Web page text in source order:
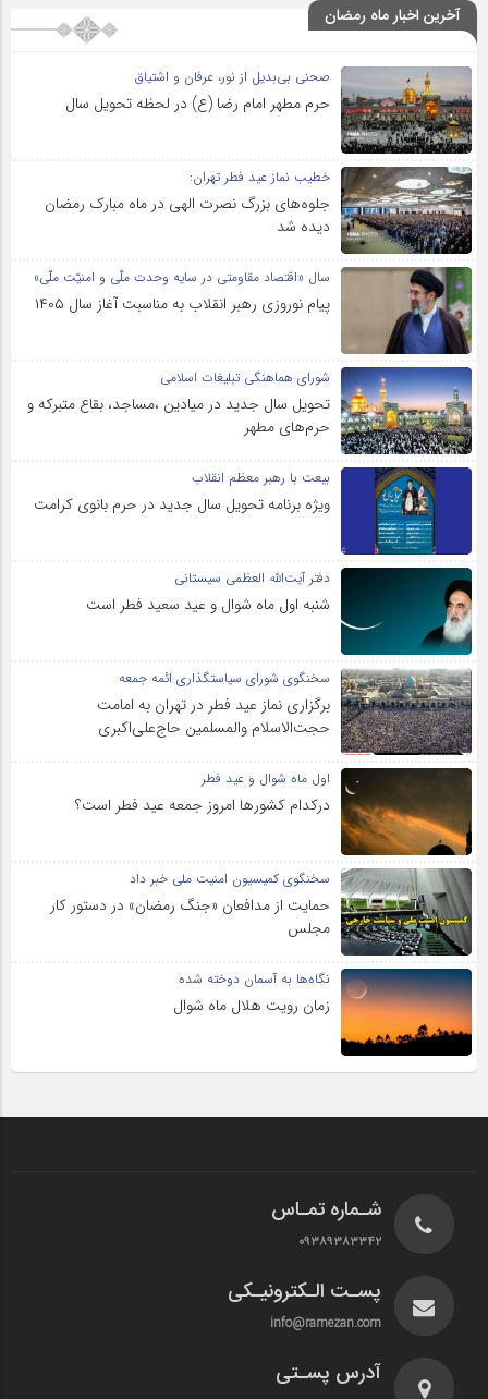
آخرین اخبار ماه رمضان
صحنی بی‌بدیل از نور، عرفان و اشتیاق
حرم مطهر امام رضا (ع) در لحظه تحویل سال
خطیب نماز عید فطر تهران:
جلوه‌های بزرگ نصرت الهی در ماه مبارک رمضان
دیده شد
سال «اقتصاد مقاومتی در سایه وحدت ملّی و امنیّت ملّی»
پیام نوروزی رهبر انقلاب به مناسبت آغاز سال ۱۴۰۵
شورای هماهنگی تبلیغات اسلامی
تحویل سال‌ جدید در میادین ،مساجد، بقاع متبرکه‌ و
حرم‌های‌ مطهر
بیعت با رهبر معظم انقلاب
ویژه برنامه تحویل سال جدید در حرم بانوی کرامت
دفتر آیت‌الله العظمی سیستانی
شنبه اول ماه شوال و عید سعید فطر است
سخنگوی شورای سیاستگذاری ائمه جمعه
برگزاری نماز عید فطر در تهران به امامت
حجت‌الاسلام والمسلمین حاج‌علی‌اکبری
اول ماه شوال و عید فطر
درکدام کشورها امروز جمعه عید فطر است؟
سخنگوی کمیسیون امنیت ملی خبر داد
حمایت از مدافعان «جنگ رمضان» در دستور کار
مجلس
نگاه‌ها به آسمان دوخته شده
زمان رویت هلال ماه شوال
شـماره تمـاس
۰۹۳۸۹۳۸۳۳۴۲
پسـت الـکترونیـکی
info@ramezan.com
آدرس پسـتی